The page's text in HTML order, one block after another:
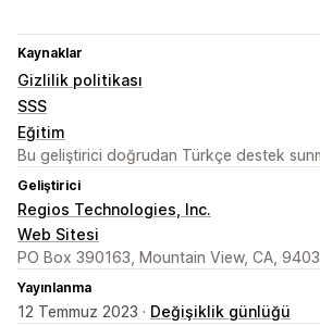
Kaynaklar
Gizlilik politikası
SSS
Eğitim
Bu geliştirici doğrudan Türkçe destek
Geliştirici
Regios Technologies, Inc.
Web Sitesi
PO Box 390163, Mountain View, CA,
Yayınlanma
12 Temmuz 2023 · Değişiklik günlüğü